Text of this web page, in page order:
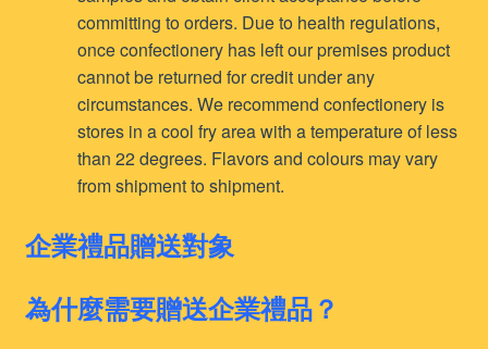
committing to orders. Due to health regulations,
once confectionery has left our premises product
cannot be returned for credit under any
circumstances. We recommend confectionery is
stores in a cool fry area with a temperature of less
than 22 degrees. Flavors and colours may vary
from shipment to shipment.
企業禮品贈送對象
為什麼需要贈送企業禮品？